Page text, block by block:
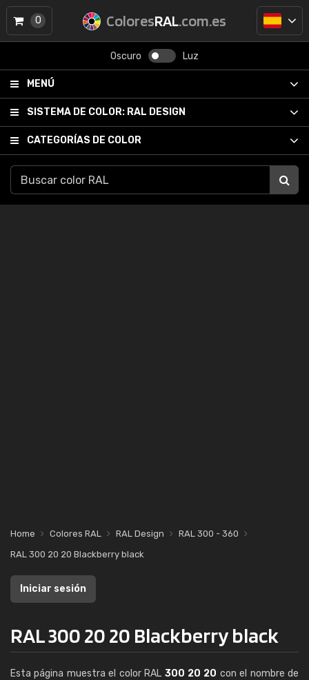
ColoresRAL.com.es
Oscuro Luz
MENÚ
SISTEMA DE COLOR: RAL DESIGN
CATEGORÍAS DE COLOR
0
Home Colores RAL RAL Design
RAL 300 - 360
RAL 300 20 20 Blackberry black
Iniciar sesión
RAL 300 20 20 Blackberry black
Esta página muestra el color RAL 300 20 20 con el nombre de